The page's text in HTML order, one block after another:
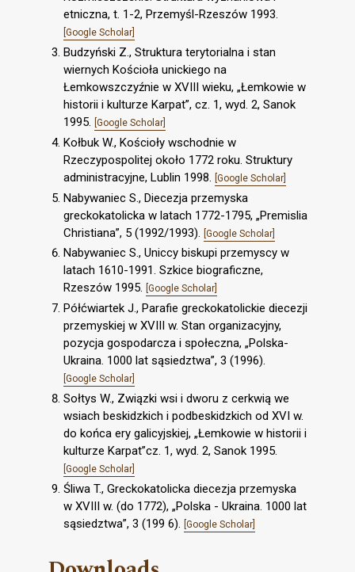
etniczna, t. 1-2, Przemyśl-Rzeszów 1993.
[Google Scholar]
Budzyński Z., Struktura terytorialna i stan
wiernych Kościoła unickiego na
Łemkowszczyźnie w XVIII wieku, „Łemkowie w
historii i kulturze Karpat”, cz. 1, wyd. 2, Sanok
1995. [Google Scholar]
Kołbuk W., Kościoły wschodnie w
Rzeczypospolitej około 1772 roku. Struktury
administracyjne, Lublin 1998. [Google Scholar]
Nabywaniec S., Diecezja przemyska
greckokatolicka w latach 1772-1795, „Premislia
Christiana”, 5 (1992/1993).
[Google Scholar]
Nabywaniec S., Uniccy biskupi przemyscy w
latach 1610-1991. Szkice biograficzne,
Rzeszów 1995. [Google Scholar]
Półćwiartek J., Parafie greckokatolickie diecezji
przemyskiej w XVIII w. Stan organizacyjny,
pozycja gospodarcza i społeczna, „Polska-
Ukraina. 1000 lat sąsiedztwa”, 3 (1996).
[Google Scholar]
Sołtys W., Związki wsi i dworu z cerkwią we
wsiach beskidzkich i podbeskidzkich od XVI w.
do końca ery galicyjskiej, „Łemkowie w historii i
kulturze Karpat”cz. 1, wyd. 2, Sanok 1995.
[Google Scholar]
Śliwa T., Greckokatolicka diecezja przemyska
w XVIII w. (do 1772), „Polska - Ukraina. 1000 lat
sąsiedztwa”, 3 (199 6).
[Google Scholar]